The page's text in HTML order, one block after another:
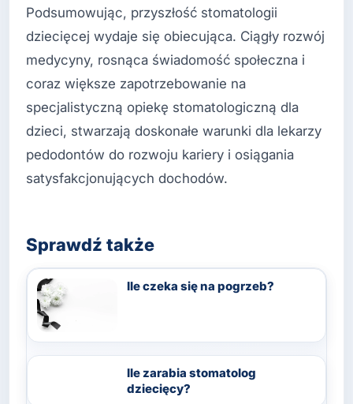
Podsumowując, przyszłość stomatologii
dziecięcej wydaje się obiecująca. Ciągły rozwój
medycyny, rosnąca świadomość społeczna i
coraz większe zapotrzebowanie na
specjalistyczną opiekę stomatologiczną dla
dzieci, stwarzają doskonałe warunki dla lekarzy
pedodontów do rozwoju kariery i osiągania
satysfakcjonujących dochodów.
Sprawdź także
Ile czeka się na pogrzeb?
Ile zarabia stomatolog
dziecięcy?